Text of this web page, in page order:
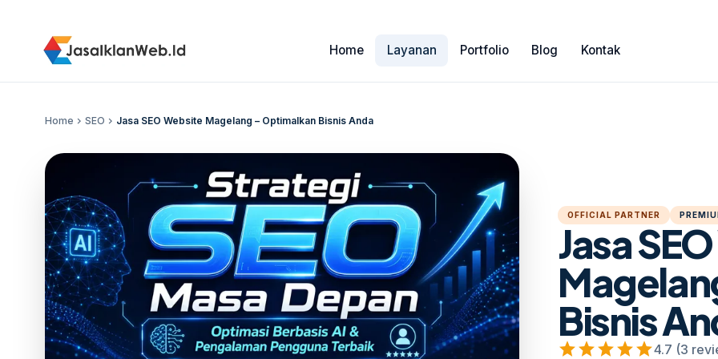
Home Layanan Portfolio Blog Kontak
Home chevron_right SEO chevron_right Jasa SEO Website Magelang – Optimalkan Bisnis Anda
OFFICIAL PARTNER
Jasa
Bisnis
starstarstarstarstar4.7 (3